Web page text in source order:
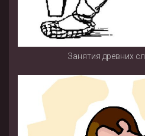
Занятия древних